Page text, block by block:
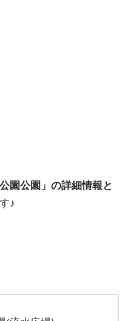
園公園」の詳細情報と
♪